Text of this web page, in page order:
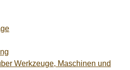
Werkzeuge, Maschinen und